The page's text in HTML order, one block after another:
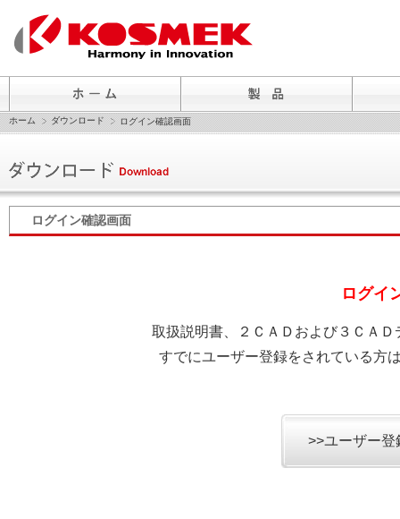
ホーム ダウンロード ログイン確認画面
ログイン確認画面
ログイ
取扱説明書、２ＣＡＤおよび３ＣＡ
すでにユーザー登録をされている方
>>ユーザー